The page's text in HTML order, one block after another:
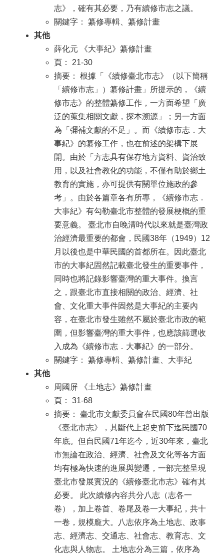
志》，確有其必要，乃有續修市志之議。
關鍵字： 纂修專輯、纂修計畫
其他
薛化元 《大事紀》纂修計畫
頁： 21-30
摘要： 根據「《續修臺北市志》（以下簡稱
「續修市志」）纂修計畫」所提示的，《續
修市志》的整體纂修工作，一方面希望「廣
泛的蒐集相關文獻，探本溯源」；另一方面
為「彌補文獻的不足」。而《續修市志．大
事紀》的纂修工作，也在前述的架構下展
開。由於「方志具有保存地方資料、資治致
用，以及社會教化的功能，不僅有助於鄉土
教育的實施，亦可提供有關單位施政的參
考」。由於各篇章各有所專，《續修市志．
大事紀》有勾勒臺北市整體的發展梗概的重
要意義。 臺北市自晚清時代以來就是臺灣政
治經濟最重要的都會，民國38年（1949）12
月以後也是中華民國的首都所在。因此臺北
市的大事紀固然記載臺北發生的重要事件，
同時也將記錄影響臺灣的重大事件。換言
之，跟臺北市直接相關的政治、經濟、社
會、文化重大事件固然是大事紀的主要內
容，在臺北市發生雖然不屬於臺北市政的範
圍，但影響臺灣的重大事件，也應該篩選收
入成為《續修市志．大事紀》的一部分。
關鍵字： 纂修專輯、纂修計畫、大事紀
其他
周國屏 《土地志》纂修計畫
頁： 31-68
摘要： 臺北市文獻委員會在民國80年曾出版
《臺北市志》，其斷代上起史前下迄民國70
年底。但自民國71年迄今，近30年來，臺北
市無論在政治、經濟、社會及文化等各方面
均有極為快速的進展與變遷，一部完整呈現
臺北市發展實況的《續修臺北市志》確有其
必要。 此次續修內容共分八志（志各一
卷），加上卷首、卷尾及卷一大事紀，共十
一卷，規模龐大。八志依序為土地志、政事
志、經濟志、交通志、社會志、教育志、文
化志與人物志。 土地志分為三篇，依序為